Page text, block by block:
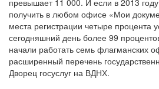
получить в любом офисе «Мои
места регистрации четыре процента
сегодняшний день более 99
начали работать семь флагманских
расширенный перечень
Дворец госуслуг на ВДНХ.